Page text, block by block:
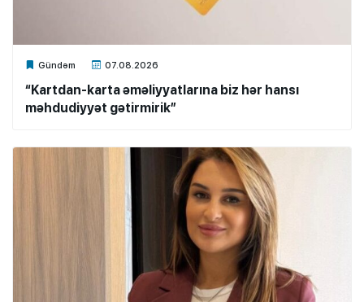
Gündəm 07.08.2026
Xalq.Online
“Kartdan-karta əməliyyatlarına biz hər hansı
məhdudiyyət gətirmirik”